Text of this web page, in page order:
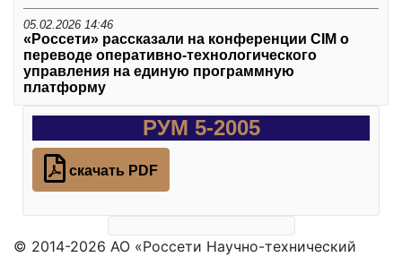
05.02.2026 14:46
«Россети» рассказали на конференции CIM о
переводе оперативно-технологического
управления на единую программную
платформу
РУМ 5-2005
скачать PDF
© 2014-2026 АО «Россети Научно-технический